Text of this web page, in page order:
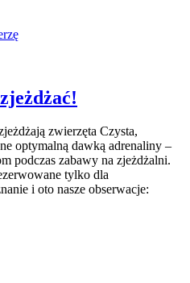
zwierzęta Czysta,
optymalną dawką adrenaliny –
podczas zabawy na zjeżdżalni.
tylko dla
i oto nasze obserwacje: